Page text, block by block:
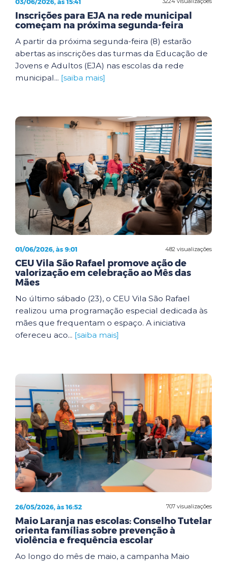
Inscrições para EJA na rede municipal
começam na próxima segunda-feira
A partir da próxima segunda-feira (8) estarão
abertas as inscrições das turmas da Educação de
Jovens e Adultos (EJA) nas escolas da rede
municipal... [saiba mais]
482 visualizações
01/06/2026, às 9:01
CEU Vila São Rafael promove ação de
valorização em celebração ao Mês das
Mães
No último sábado (23), o CEU Vila São Rafael
realizou uma programação especial dedicada às
mães que frequentam o espaço. A iniciativa
ofereceu aco... [saiba mais]
707 visualizações
26/05/2026, às 16:52
Maio Laranja nas escolas: Conselho Tutelar
orienta famílias sobre prevenção à
violência e frequência escolar
Ao longo do mês de maio, a campanha Maio